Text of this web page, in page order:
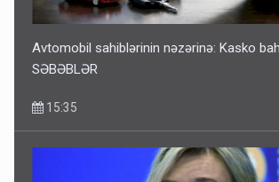
SƏBƏBLƏR
Avtomobil sahiblərinin nəzərinə: Kasko
SƏBƏBLƏR
15:35